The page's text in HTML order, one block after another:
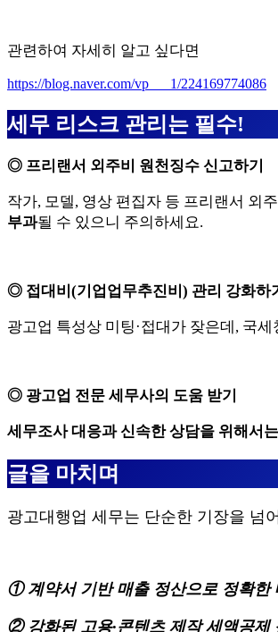
관련하여 자세히 알고 싶다면
https://blog.naver.com/vp___1/224169774086
세무 리스크 관리는 필수!
◎ 프리랜서 외주비 원천징수 신고하기
작가, 모델, 영상 편집자 등 프리랜서 외
부과될 수 있으니 주의하세요.
◎ 접대비(기업업무추진비) 관리 강화하
광고업 특성상 미팅·접대가 잦은데, 국
◎ 광고업 전문 세무사의 도움 받기
세무조사 대응과 신속한 상담을 위해서
글을 마치며
광고대행업 세무는 단순한 기장을 넘
① 계약서 기반 매출 정산으로 정확한
② 강화된 고용·콘텐츠 제작 세액공제